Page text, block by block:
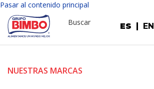
Pasar al contenido principal
ES EN
Buscar
NUESTRAS MARCAS